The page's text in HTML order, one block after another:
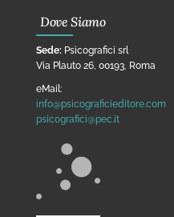
Dove Siamo
Sede: Psicografici srl
Via Plauto 26, 00193, Roma
eMail:
info@psicograficieditore.com
psicografici@pec.it